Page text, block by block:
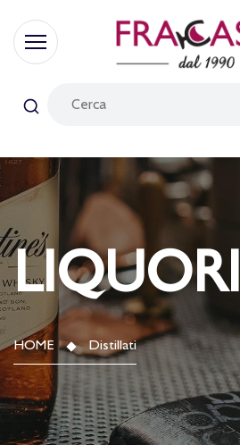
LIQUORI
HOME Distillati